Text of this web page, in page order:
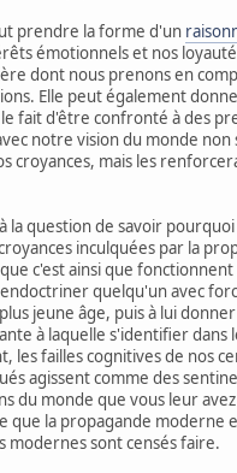
prendre la forme d'un
émotionnels et nos
dont nous prenons en
Elle peut également
fait d'être confronté à des
notre vision du monde non
croyances, mais les
la question de savoir
inculquées par la
c'est ainsi que fonctionnent
endoctriner quelqu'un avec
jeune âge, puis à lui
à laquelle s'identifier dans
les failles cognitives de nos
agissent comme des
du monde que vous leur
que la propagande moderne
modernes sont censés faire.